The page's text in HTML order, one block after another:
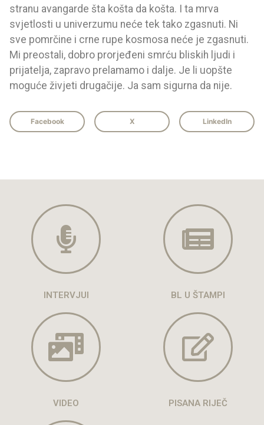
stranu avangarde šta košta da košta. I ta mrva
svjetlosti u univerzumu neće tek tako zgasnuti. Ni
sve pomrčine i crne rupe kosmosa neće je zgasnuti.
Mi preostali, dobro prorjeđeni smrću bliskih ljudi i
prijatelja, zapravo prelamamo i dalje. Je li uopšte
moguće živjeti drugačije. Ja sam sigurna da nije.
Facebook X LinkedIn
INTERVJUI BL U ŠTAMPI
VIDEO PISANA RIJEČ